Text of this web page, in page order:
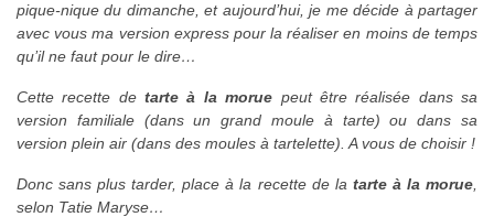
pique-nique du dimanche, et aujourd’hui, je me décide à partager
avec vous ma version express pour la réaliser en moins de temps
qu’il ne faut pour le dire…
Cette recette detarte à la morue peut être réalisée dans sa
version familiale (dans un grand moule à tarte) ou dans sa
version plein air (dans des moules à tartelette). A vous de choisir !
Donc sans plus tarder, place à la recette de la tarte à la morue
selon Tatie Maryse…